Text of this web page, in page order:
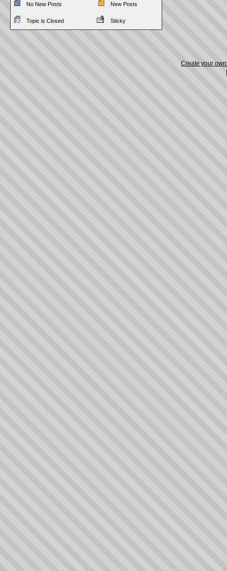
No New Posts New Posts
Topic is Closed Sticky
Create your